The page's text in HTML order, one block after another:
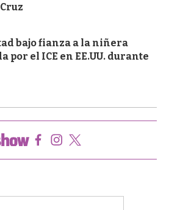
bajo fianza a la niñera
el ICE en EE.UU. durante